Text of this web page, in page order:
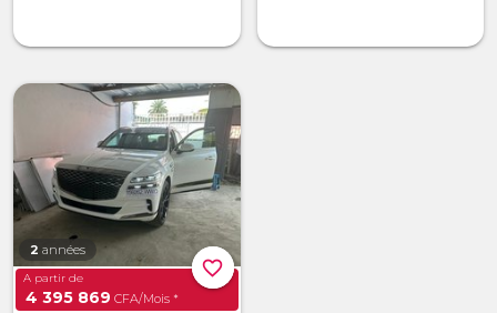
favorite_border
2 années
A partir de
4 395 869 CFA/Mois *